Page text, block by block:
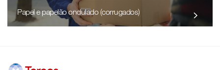
Papel e papelão ondulado (corrugados)